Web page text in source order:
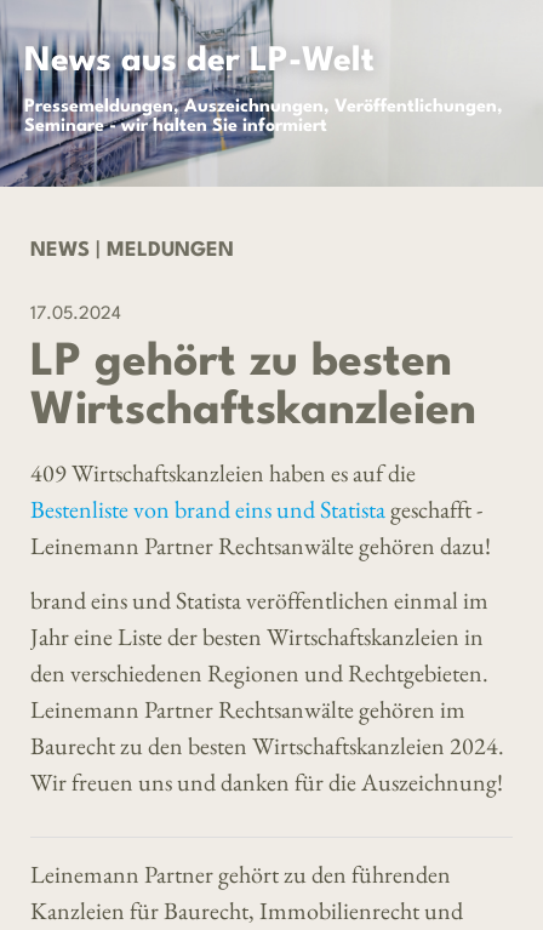
News aus der LP-Welt
Pressemeldungen, Auszeichnungen, Veröffentlichungen,
Seminare - wir halten Sie informiert
NEWS MELDUNGEN
17.05.2024
LP gehört zu besten
Wirtschaftskanzleien
409 Wirtschaftskanzleien haben es auf die
Bestenliste von brand eins und Statistageschafft -
Leinemann Partner Rechtsanwälte gehören dazu!
brand eins und Statista veröffentlichen einmal im
Jahr eine Liste der besten Wirtschaftskanzleien in
den verschiedenen Regionen und Rechtgebieten.
Leinemann Partner Rechtsanwälte gehören im
Baurecht zu den besten Wirtschaftskanzleien 2024.
Wir freuen uns und danken für die Auszeichnung!
Leinemann Partner gehört zu den führenden
Kanzleien für Baurecht, Immobilienrecht und